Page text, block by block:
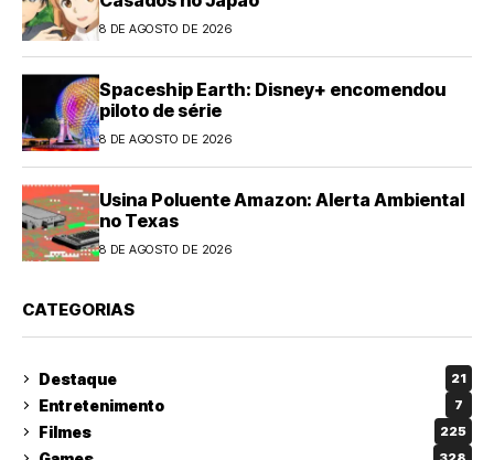
8 DE AGOSTO DE 2026
Spaceship Earth: Disney+ encomendou
piloto de série
8 DE AGOSTO DE 2026
Usina Poluente Amazon: Alerta Ambiental
no Texas
8 DE AGOSTO DE 2026
CATEGORIAS
Destaque 21
Entretenimento 7
Filmes 225